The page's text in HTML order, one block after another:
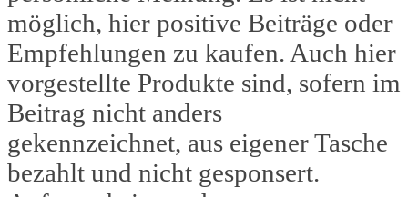
möglich, hier positive Beiträge oder
Empfehlungen zu kaufen. Auch hier
vorgestellte Produkte sind, sofern im
Beitrag nicht anders
gekennzeichnet, aus eigener Tasche
bezahlt und nicht gesponsert.